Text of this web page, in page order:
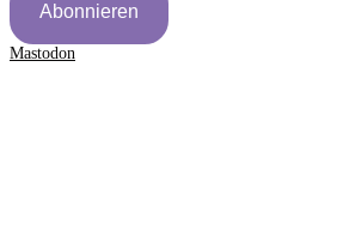
Abonnieren
Mastodon